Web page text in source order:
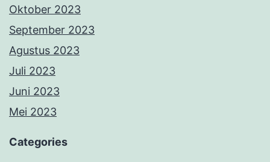
Oktober 2023
September 2023
Agustus 2023
Juli 2023
Juni 2023
Mei 2023
Categories